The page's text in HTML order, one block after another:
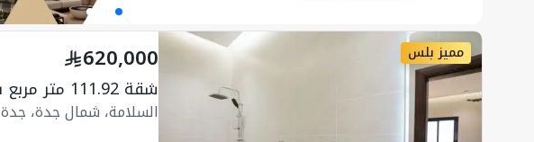
مميز بلس 620,000
شقة 111.92 متر مربع ب 3 غرف
السلامة، شمال جدة، جدة